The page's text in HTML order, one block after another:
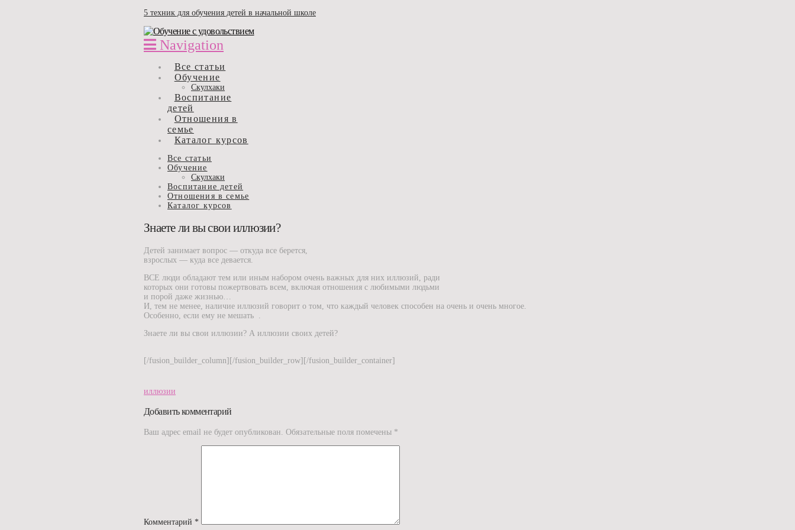
5 техник для обучения детей в начальной школе
Navigation
Все статьи
Обучение
Скулхаки
Воспитание
детей
Отношения в
семье
Каталог курсов
Все статьи
Обучение
Скулхаки
Воспитание детей
Отношения в семье
Каталог курсов
Знаете ли вы свои иллюзии?
Детей занимает вопрос — откуда все берется,
взрослых — куда все девается.
ВСЕ люди обладают тем или иным набором очень важных для них иллюзий, ради
которых они готовы пожертвовать всем, включая отношения с любимыми людьми
и порой даже жизнью…
И, тем не менее, наличие иллюзий говорит о том, что каждый человек способен на очень и очень многое.
Особенно, если ему не мешать
Знаете ли вы свои иллюзии? А иллюзии своих детей?
[/fusion_builder_column][/fusion_builder_row][/fusion_builder_container]
иллюзии
Добавить комментарий
Ваш адрес email не будет опубликован. Обязательные поля помечены *
Комментарий *